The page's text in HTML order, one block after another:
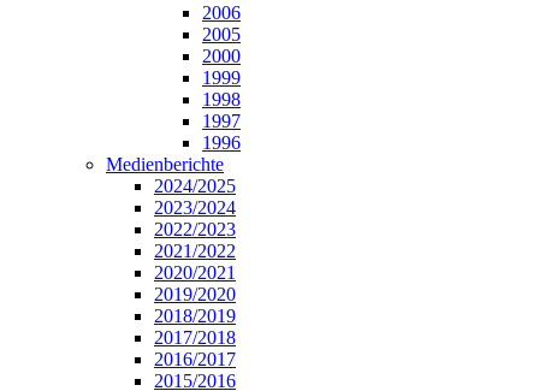
2006
2005
2000
1999
1998
1997
1996
Medienberichte
2024/2025
2023/2024
2022/2023
2021/2022
2020/2021
2019/2020
2018/2019
2017/2018
2016/2017
2015/2016